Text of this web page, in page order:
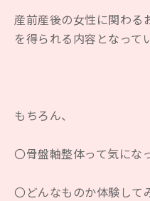
産前産後の女性に関わる
を得られる内容となって
もちろん、
〇骨盤軸整体って気にな
〇どんなものか体験して